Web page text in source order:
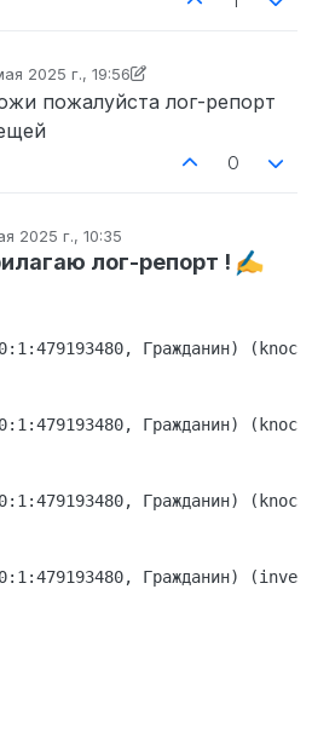
2025 г., 19:56
NocturnTheSky
пожалуйста лог-репорт
0
2025 г., 10:35
лог-репорт !
Гражданин)
Гражданин)
Гражданин)